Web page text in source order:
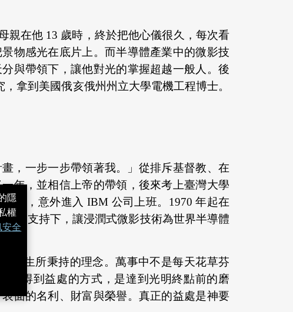
親在他 13 歲時，終於把他心儀很久，每次看
物感光在底片上。而半導體產業中的微影技
與帶領下，讓他對光的掌握超越一般人。後
拿到美國俄亥俄州州立大學電機工程博士。
，一步一步帶領著我。」從排斥基督教、在
年，並相信上帝的帶領，後來考上臺灣大學
音，意外進入 IBM 公司上班。1970 年起在
的支持下，讓浸潤式微影技術為世界半導體
一生所秉持的理念。萬事中不是每天花草芬
們得到益處的方式，是達到光明終點前的磨
面的名利、財富與榮譽。真正的益處是神要
隱
權
安全